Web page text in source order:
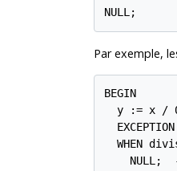
NULL;
Par exemple,
BEGIN
y := x /
  EXCEPTION
WHEN
NULL;